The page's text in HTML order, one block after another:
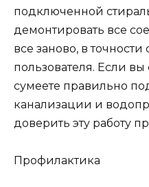
подключенной
демонтировать все
все заново, в
пользователя. Если вы
сумеете правильно
канализации и
доверить эту работу
Профилактика